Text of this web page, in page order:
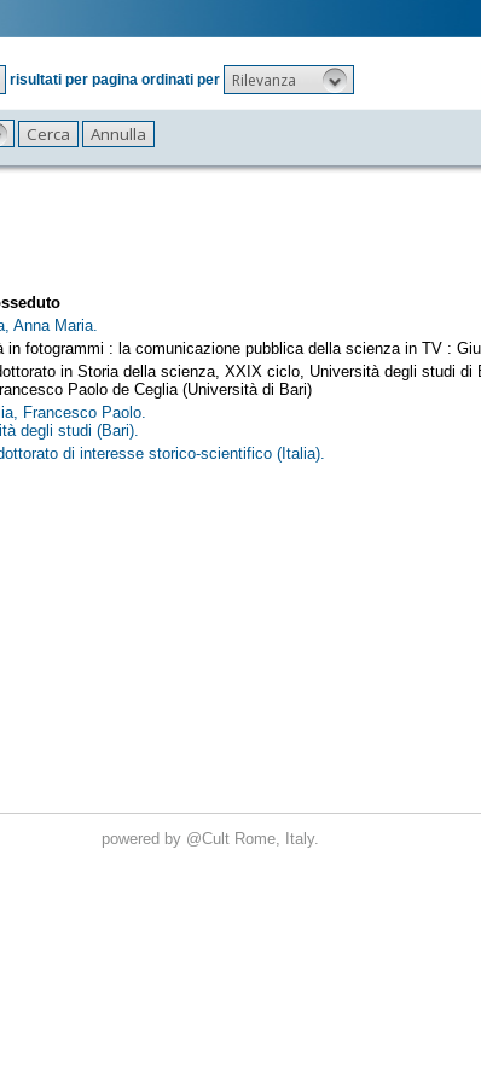
risultati per pagina ordinati per Rilevanza
powered by @Cult Rome, Italy.